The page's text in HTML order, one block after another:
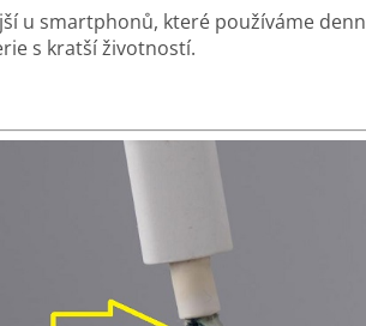
u smartphonů, které používáme
s kratší životností.